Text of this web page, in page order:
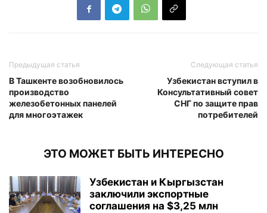
Предыдущая статья
В Ташкенте возобновилось
производство
железобетонных панелей
для многоэтажек
Следующая статья
Узбекистан вступил в
Консультативный совет
СНГ по защите прав
потребителей
ЭТО МОЖЕТ БЫТЬ ИНТЕРЕСНО
Узбекистан и Кыргызстан
заключили экспортные
соглашения на $3,25 млн